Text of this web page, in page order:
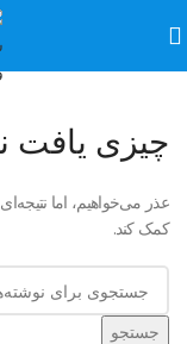
چیزی یافت
عذر می‌خواهیم، اما
کمک کند.
جستجو